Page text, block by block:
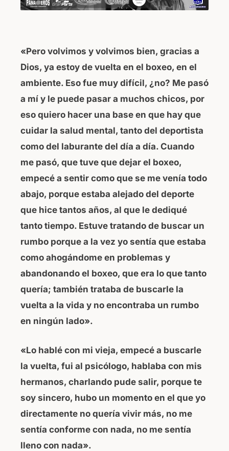
«Pero volvimos y volvimos bien, gracias a
Dios, ya estoy de vuelta en el boxeo, en el
ambiente. Eso fue muy difícil, ¿no? Me pasó
a mí y le puede pasar a muchos chicos, por
eso quiero hacer una base en que hay que
cuidar la salud mental, tanto del deportista
como del laburante del día a día. Cuando
me pasó, que tuve que dejar el boxeo,
empecé a sentir como que se me venía todo
abajo, porque estaba alejado del deporte
que hice tantos años, al que le dediqué
tanto tiempo. Estuve tratando de buscar un
rumbo porque a la vez yo sentía que estaba
como ahogándome en problemas y
abandonando el boxeo, que era lo que tanto
quería; también trataba de buscarle la
vuelta a la vida y no encontraba un rumbo
en ningún lado».
«Lo hablé con mi vieja, empecé a buscarle
la vuelta, fui al psicólogo, hablaba con mis
hermanos, charlando pude salir, porque te
soy sincero, hubo un momento en el que yo
directamente no quería vivir más, no me
sentía conforme con nada, no me sentía
lleno con nada».